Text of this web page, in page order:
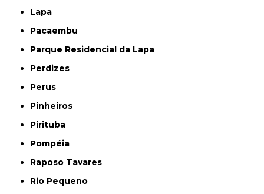
Lapa
Pacaembu
Parque Residencial da Lapa
Perdizes
Perus
Pinheiros
Pirituba
Pompéia
Raposo Tavares
Rio Pequeno